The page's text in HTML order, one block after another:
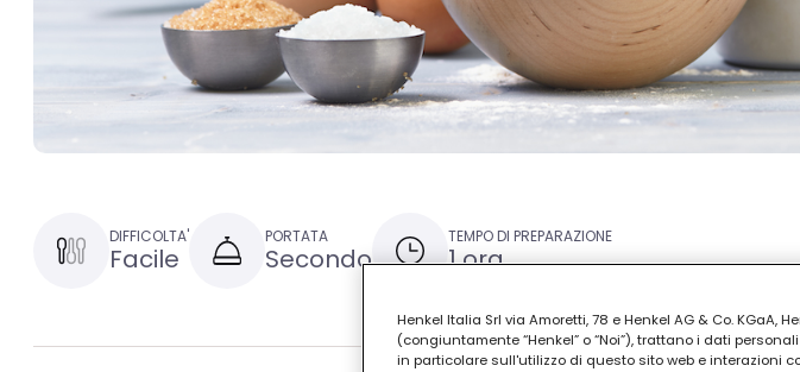
DIFFICOLTA'
Facile
PORTATA
Secondo
TEMPO DI PREPARAZIONE
1 ora
Henkel Italia Srl via Amoretti, 78 e Henkel AG & Co. KGaA,
(congiuntamente “Henkel” o “Noi”), trattano i dati
in particolare sull'utilizzo di questo sito web e interazioni